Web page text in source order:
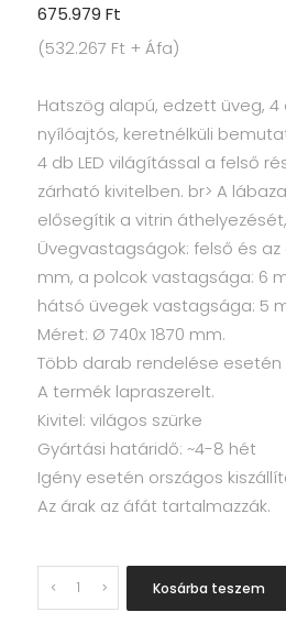
675.979 Ft
(532.267 Ft + Áfa)
Hatszög alapú, edzett üveg, 4
nyílóajtós, keretnélküli
4 db LED világítással a felső
zárható kivitelben. br> A
elősegítik a vitrin
Üvegvastagságok: felső és
mm, a polcok vastagsága: 6
hátsó üvegek vastagsága: 5
Méret: Ø 740x 1870 mm.
Több darab rendelése esetén
A termék lapraszerelt.
Kivitel: világos szürke
Gyártási határidő: ~4-8 hét
Igény esetén országos
Az árak az áfát tartalmazzák.
Quantity Kosárba teszem